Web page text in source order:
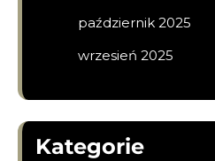
październik 2025
wrzesień 2025
Kategorie